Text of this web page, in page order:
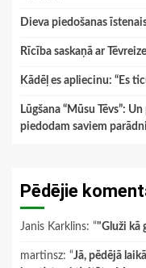
Dieva piedošanas
Rīcība saskaņā ar
Kādēļ es apliecinu: “Es
Lūgšana “Mūsu Tēvs”:
piedodam saviem
Pēdējie
Janis Karklins: “"Gluži kā
martinsz: “Jā, pēdējā